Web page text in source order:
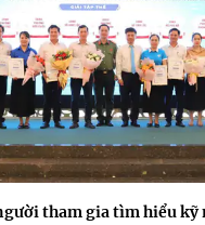
tham gia tìm hiểu kỹ